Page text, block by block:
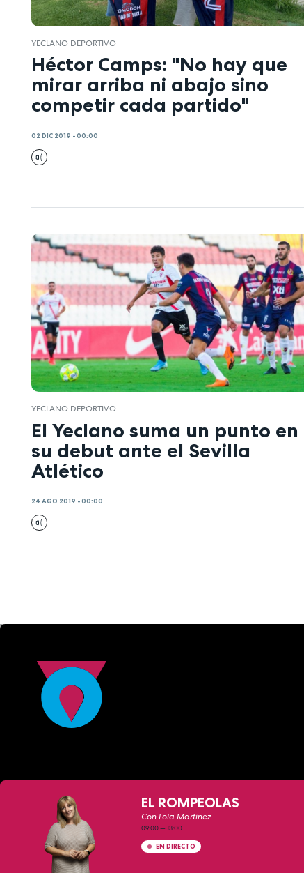
YECLANO DEPORTIVO
Héctor Camps: "No hay que
mirar arriba ni abajo sino
competir cada partido"
02 DIC 2019 - 00:00
YECLANO DEPORTIVO
El Yeclano suma un punto en
su debut ante el Sevilla
Atlético
24 AGO 2019 - 00:00
EL ROMPEOLAS
Con Lola Martínez
09:00—13:00
EN DIRECTO